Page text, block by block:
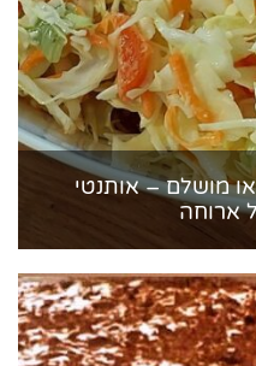
מושלם – אותנטי
ארוחה